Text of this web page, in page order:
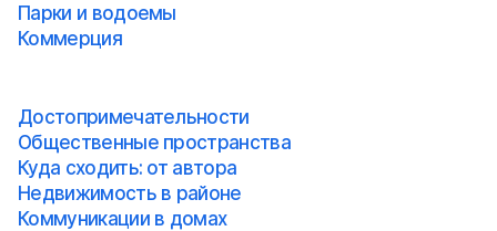
Парки и водоемы
Коммерция
Достопримечательности
Общественные пространства
Куда сходить: от автора
Недвижимость в районе
Коммуникации в домах